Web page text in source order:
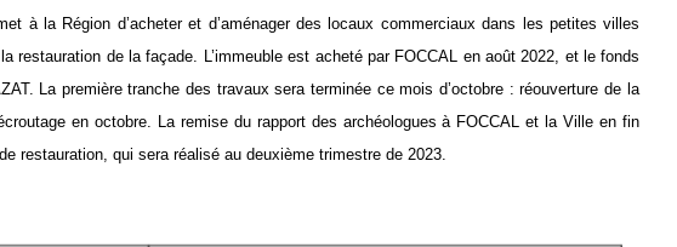
à la Région d’acheter et d’aménager des locaux commerciaux dans les petites villes
restauration de lafaçade. L’immeuble est acheté par FOCCAL en août 2022, et le fonds
La première tranche des travaux sera terminée ce mois d’octobre : réouverture de la
en octobre. La remise du rapport des archéologues à FOCCAL et la Ville en fin
restauration, qui sera réalisé au deuxième trimestre de 2023.